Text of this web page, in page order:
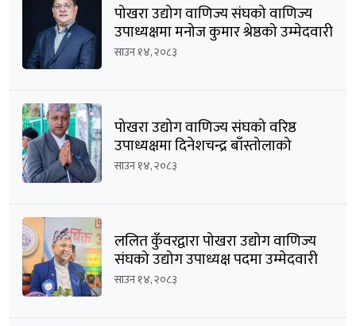
पोखरा उद्योग वाणिज्य संघको वाणिज्य
उपाध्यक्षमा मनोज कुमार श्रेष्ठको उम्मेदवारी
घोषणा
साउन १४, २०८३
पोखरा उद्योग वाणिज्य संघको वरिष्ठ
उपाध्यक्षमा दिनेशचन्द्र बाँस्तोलाको
उम्मेदवारी घोषणा
साउन १४, २०८३
ललित कुँवरद्वारा पोखरा उद्योग वाणिज्य
संघको उद्योग उपाध्यक्ष पदमा उम्मेदवारी
घोषणा
साउन १४, २०८३